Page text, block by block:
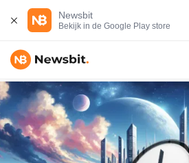
Newsbit
Bekijk in de Google Play store